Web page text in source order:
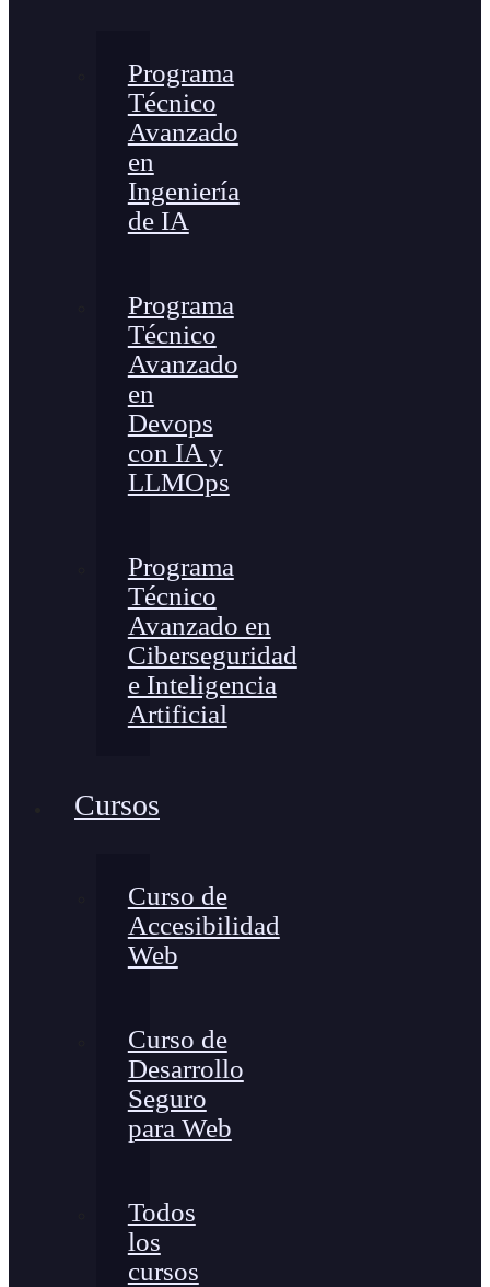
Programa
Técnico
Avanzado
en
Ingeniería
de IA
Programa
Técnico
Avanzado
en
Devops
con IA y
LLMOps
Programa
Técnico
Avanzado en
Ciberseguridad
e Inteligencia
Artificial
Cursos
Curso de
Accesibilidad
Web
Curso de
Desarrollo
Seguro
para Web
Todos
los
cursos